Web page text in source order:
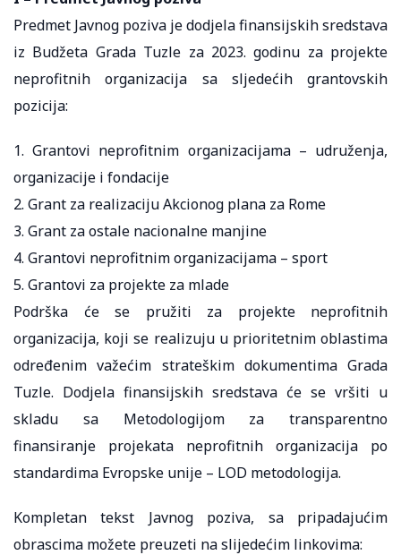
Predmet Javnog poziva je dodjela finansijskih sredstava
iz Budžeta Grada Tuzle za 2023. godinu za projekte
neprofitnih organizacija sa sljedećih grantovskih
pozicija:
1. Grantovi neprofitnim organizacijama – udruženja,
organizacije i fondacije
2. Grant za realizaciju Akcionog plana za Rome
3. Grant za ostale nacionalne manjine
4. Grantovi neprofitnim organizacijama – sport
5. Grantovi za projekte za mlade
Podrška će se pružiti za projekte neprofitnih
organizacija, koji se realizuju u prioritetnim oblastima
određenim važećim strateškim dokumentima Grada
Tuzle. Dodjela finansijskih sredstava će se vršiti u
skladu sa Metodologijom za transparentno
finansiranje projekata neprofitnih organizacija po
standardima Evropske unije – LOD metodologija.
Kompletan tekst Javnog poziva, sa pripadajućim
obrascima možete preuzeti na slijedećim linkovima: